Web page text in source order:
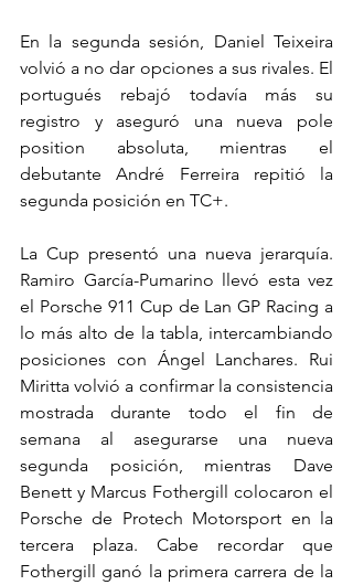
En la segunda sesión, Daniel Teixeira
volvió a no dar opciones a sus rivales. El
portugués rebajó todavía más su
registro y aseguró una nueva pole
position absoluta, mientras el
debutante André Ferreira repitió la
segunda posición en TC+.
La Cup presentó una nueva jerarquía.
Ramiro García-Pumarino llevó esta vez
el Porsche 911 Cup de Lan GP Racing a
lo más alto de la tabla, intercambiando
posiciones con Ángel Lanchares. Rui
Miritta volvió a confirmar la consistencia
mostrada durante todo el fin de
semana al asegurarse una nueva
segunda posición, mientras Dave
Benett y Marcus Fothergill colocaron el
Porsche de Protech Motorsport en la
tercera plaza. Cabe recordar que
Fothergill ganó la primera carrera de la